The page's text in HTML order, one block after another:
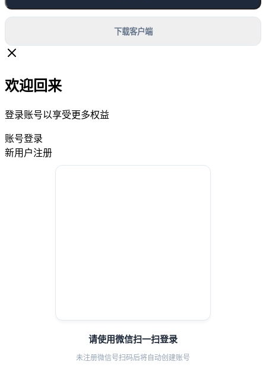
下载客户端
欢迎回来
登录账号以享受更多权益
账号登录
新用户注册
请使用微信扫一扫登录
未注册微信号扫码后将自动创建账号